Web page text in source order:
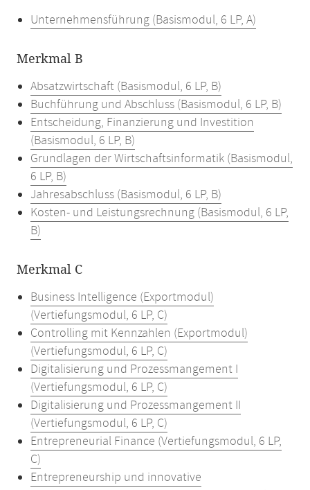
Unternehmensführung (Basismodul, 6 LP, A)
Merkmal B
Absatzwirtschaft (Basismodul, 6 LP, B)
Buchführung und Abschluss (Basismodul, 6 LP, B)
Entscheidung, Finanzierung und Investition
(Basismodul, 6 LP, B)
Grundlagen der Wirtschaftsinformatik (Basismodul,
6 LP, B)
Jahresabschluss (Basismodul, 6 LP, B)
Kosten- und Leistungsrechnung (Basismodul, 6 LP,
B)
Merkmal C
Business Intelligence (Exportmodul)
(Vertiefungsmodul, 6 LP, C)
Controlling mit Kennzahlen (Exportmodul)
(Vertiefungsmodul, 6 LP, C)
Digitalisierung und Prozessmangement I
(Vertiefungsmodul, 6 LP, C)
Digitalisierung und Prozessmangement II
(Vertiefungsmodul, 6 LP, C)
Entrepreneurial Finance (Vertiefungsmodul, 6 LP,
C)
Entrepreneurship und innovative